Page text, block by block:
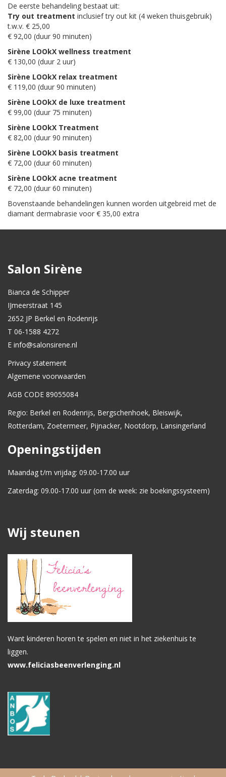
De eerste behandeling bestaat uit:
Try out treatment inclusief try out kit (4 weken thuisgebruik)
t.w.v. € 25,00
€ 92,00 (duur 90 minuten)
Sirène LOOkX wellness treatment
€ 130,00 (duur 2 uur)
Sirène LOOkX relax treatment
€ 119,00 (duur 90 minuten)
Sirène LOOkX de luxe treatment
€ 99,00 (duur 75 minuten)
Sirène LOOkX Treatment
€ 82,00 (duur 90 minuten)
Sirène LOOkX basis treatment
€ 72,00 (duur 60 minuten)
Sirène LOOkX acne treatment
€ 72,00 (duur 60 minuten)
Bovenstaande behandelingen kunnen worden uitgebreid met de
diamant dermabrasie voor € 35,00 extra
Salon Sirène
Bianca de Schipper
IJmeerstraat 145
2652 JP Berkel en Rodenrijs
T 06-1588 4272
E info@salonsirene.nl
Privacy statement
Algemene voorwaarden
AGB CODE 89055084
Regio: Berkel en Rodenrijs, Bergschenhoek, Bleiswijk,
Rotterdam, Zoetermeer, Pijnacker, Nootdorp, Lansingerland
Openingstijden
Maandag t/m vrijdag: 09.00-17.00 uur
Zaterdag: 09.00-17.00 uur (om de week: zie boekingssysteem)
Wij steunen
Want kinderen horen te spelen en niet in het ziekenhuis te
liggen.
www.feliciasbeenverlenging.nl